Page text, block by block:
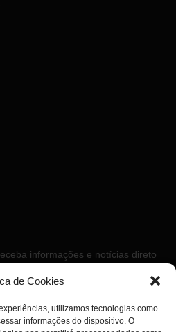
de Cookies
utilizamos tecnologias como
informações do dispositivo. O
informações e notícias direto